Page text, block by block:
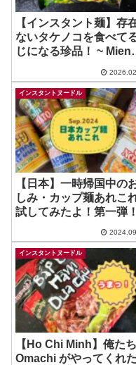
【インスタント麺】存
ないタケノコを食べて
じになる珍品！ ~ Mien
インスタントヌードル
【日本】一時帰国中の
しみ・カップ麺あれこ
試してみたよ！第一弾！
インスタントヌードル
【Ho Chi Minh】俺た
Omachi がやってくれ